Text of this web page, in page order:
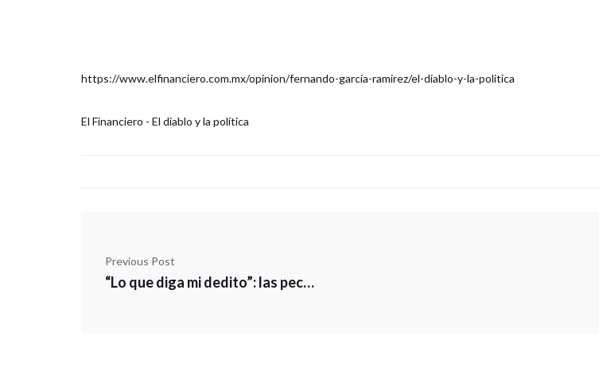
https://www.elfinanciero.com.mx/opinion/fernando-garcia-ramirez/el-diablo-y-la-politica
El Financiero - El diablo y la política
Previous Post
“Lo que diga mi dedito”: las peculiares formas de AMLO para evadir temas de los que no quiere hablar